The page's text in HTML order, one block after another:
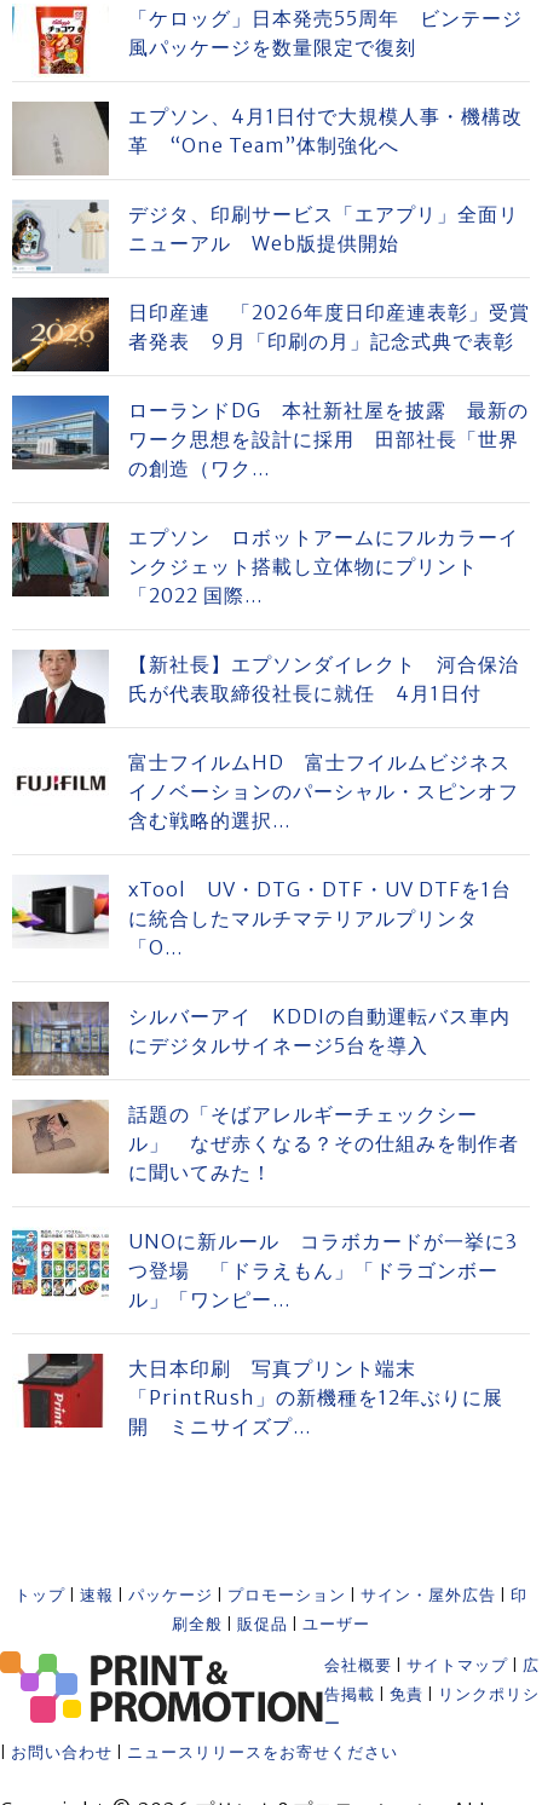
「ケロッグ」日本発売55周年 ビンテージ
風パッケージを数量限定で復刻
エプソン、4月1日付で大規模人事・機構改
革 “One Team”体制強化へ
デジタ、印刷サービス「エアプリ」全面リ
ニューアル Web版提供開始
日印産連 「2026年度日印産連表彰」受賞
者発表 9月「印刷の月」記念式典で表彰
ローランドDG 本社新社屋を披露 最新の
ワーク思想を設計に採用 田部社長「世界
の創造（ワク...
エプソン ロボットアームにフルカラーイ
ンクジェット搭載し立体物にプリント
「2022 国際...
【新社長】エプソンダイレクト 河合保治
氏が代表取締役社長に就任 4月1日付
富士フイルムHD 富士フイルムビジネス
イノベーションのパーシャル・スピンオフ
含む戦略的選択...
xTool UV・DTG・DTF・UV DTFを1台
に統合したマルチマテリアルプリンタ
「O...
シルバーアイ KDDIの自動運転バス車内
にデジタルサイネージ5台を導入
話題の「そばアレルギーチェックシー
ル」 なぜ赤くなる？その仕組みを制作者
に聞いてみた！
UNOに新ルール コラボカードが一挙に3
つ登場 「ドラえもん」「ドラゴンボー
ル」「ワンピー...
大日本印刷 写真プリント端末
「PrintRush」の新機種を12年ぶりに展
開 ミニサイズプ...
トップ 速報 パッケージ プロモーション サイン・屋外広告
印
刷全般
販促品 ユーザー
会社概要 サイトマップ
広
告掲載
免責
リンクポリシ
ー
お問い合わせ ニュースリリースをお寄せください